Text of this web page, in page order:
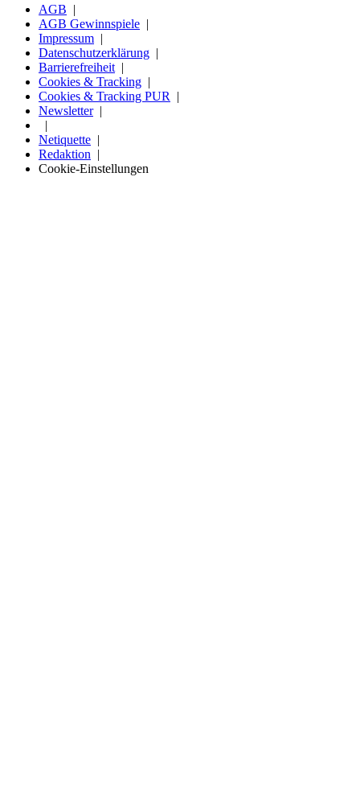
AGB
AGB Gewinnspiele
Impressum
Datenschutzerklärung
Barrierefreiheit
Cookies & Tracking
Cookies & Tracking PUR
Newsletter
Netiquette
Redaktion
Cookie-Einstellungen